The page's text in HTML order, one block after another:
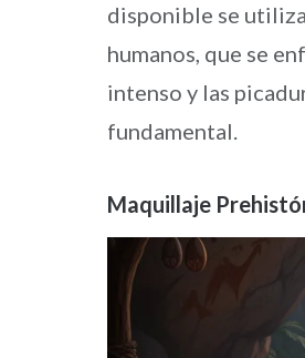
disponible se
humanos, que se
intenso y las
fundamental.
Maquillaje